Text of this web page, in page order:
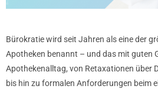
Bürokratie wird seit Jahren als eine der
Apotheken benannt – und das mit guten
Apothekenalltag, von Retaxationen über
bis hin zu formalen Anforderungen beim